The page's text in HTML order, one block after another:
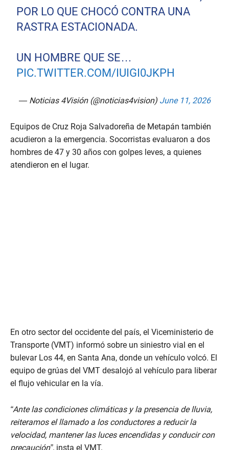
POR LO QUE CHOCÓ CONTRA UNA
RASTRA ESTACIONADA.
UN HOMBRE QUE SE…
PIC.TWITTER.COM/IUIGI0JKPH
— Noticias 4Visión (@noticias4vision) June 11, 2026
Equipos de Cruz Roja Salvadoreña de Metapán también
acudieron a la emergencia. Socorristas evaluaron a dos
hombres de 47 y 30 años con golpes leves, a quienes
atendieron en el lugar.
En otro sector del occidente del país, el Viceministerio de
Transporte (VMT) informó sobre un siniestro vial en el
bulevar Los 44, en Santa Ana, donde un vehículo volcó. El
equipo de grúas del VMT desalojó al vehículo para liberar
el flujo vehicular en la vía.
“Ante las condiciones climáticas y la presencia de lluvia,
reiteramos el llamado a los conductores a reducir la
velocidad, mantener las luces encendidas y conducir con
precaución”, insta el VMT.